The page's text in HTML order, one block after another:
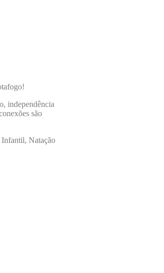
independência
são
Infantil, Natação